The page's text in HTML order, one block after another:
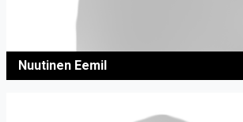
Nuutinen Eemil